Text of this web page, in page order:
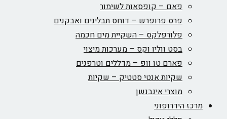
פאם – קופסאות לשימור
פרס פרופרש – דוחס תבלינים ואבקנים
פלורפלקס – השקיית מים חכמה
בסט ווליו וקס – מערכות מיצוי
פארם טו וופ – מדללים וטרפנים
שקיות אנטי סטטיק – שקיות
מוצרי אינבנשן
מרכז הידרופוני